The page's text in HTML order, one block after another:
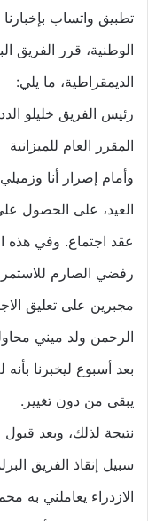
تطبيق واتساب
الوطنية، قرر الفريق
الديمقراطية، ما يلي:
رئيس الفريق خليلو
المقرر العام للميزانية
وأمام إصرار أنا
العيد، على الحصول
عقد اجتماع. وفي هذه
رفضي الصارم
مجبرين على تعليق
الرحمن ولد ميني
بعد أسبوع ليخبرنا
يبقى من دون تغيير.
نتيجة لذلك، وبعد
سبيل إنقاذ الفريق
الازدراء يعاملني به